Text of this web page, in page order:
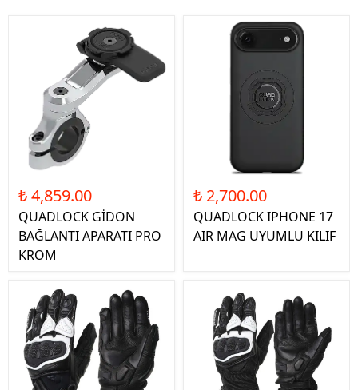
₺ 4,859.00
QUADLOCK GİDON
BAĞLANTI APARATI PRO
KROM
₺ 2,700.00
QUADLOCK IPHONE 17
AIR MAG UYUMLU KILIF